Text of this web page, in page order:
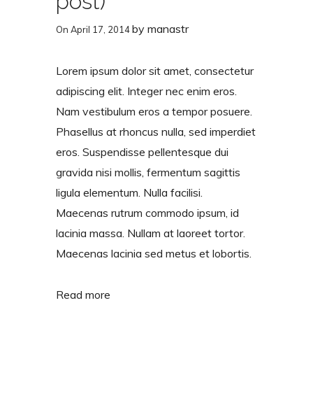
On April 17, 2014by manastr
Lorem ipsum dolor sit amet, consectetur
adipiscing elit. Integer nec enim eros.
Nam vestibulum eros a tempor posuere.
Phasellus at rhoncus nulla, sed imperdiet
eros. Suspendisse pellentesque dui
gravida nisi mollis, fermentum sagittis
ligula elementum. Nulla facilisi.
Maecenas rutrum commodo ipsum, id
lacinia massa. Nullam at laoreet tortor.
Maecenas lacinia sed metus et lobortis.
Read more